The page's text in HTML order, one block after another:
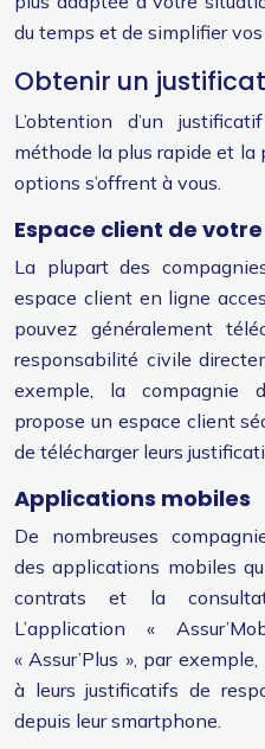
du temps et de simplifier
Obtenir un
L’obtention d’un
méthode la plus rapide et la
options s’offrent à vous.
Espace client de
La plupart des
espace client en ligne
pouvez généralement
responsabilité civile
exemple, la compagnie
propose un espace client
de télécharger leurs
Applications mobiles
De nombreuses
des applications mobiles
contrats et la
L’application «
« Assur’Plus », par
à leurs justificatifs de
depuis leur smartphone.